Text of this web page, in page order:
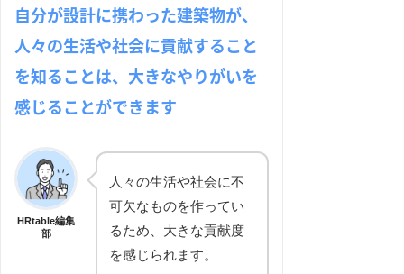
自分が設計に携わった建築物が、
人々の生活や社会に貢献すること
を知ることは、大きなやりがいを
感じることができます
HRtable編集
部
人々の生活や社会に不
可欠なものを作ってい
るため、大きな貢献度
を感じられます。